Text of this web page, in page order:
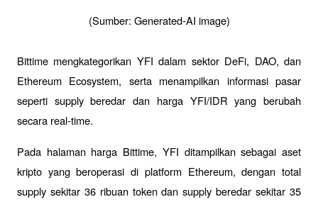
(Sumber: Generated-AI image)
Bittime mengkategorikan YFI dalam sektor DeFi, DAO, dan
Ethereum Ecosystem, serta menampilkan informasi pasar
seperti supply beredar dan harga YFI/IDR yang berubah
secara real-time.
Pada halaman harga Bittime, YFI ditampilkan sebagai aset
kripto yang beroperasi di platform Ethereum, dengan total
supply sekitar 36 ribuan token dan supply beredar sekitar 35